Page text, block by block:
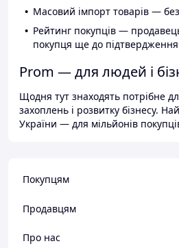
Масовий імпорт товарів —
Рейтинг покупців —
покупця ще до
Prom — для людей і
Щодня тут знаходять потрібне
захоплень і розвитку бізнесу.
України — для мільйонів
Покупцям
Продавцям
Про нас